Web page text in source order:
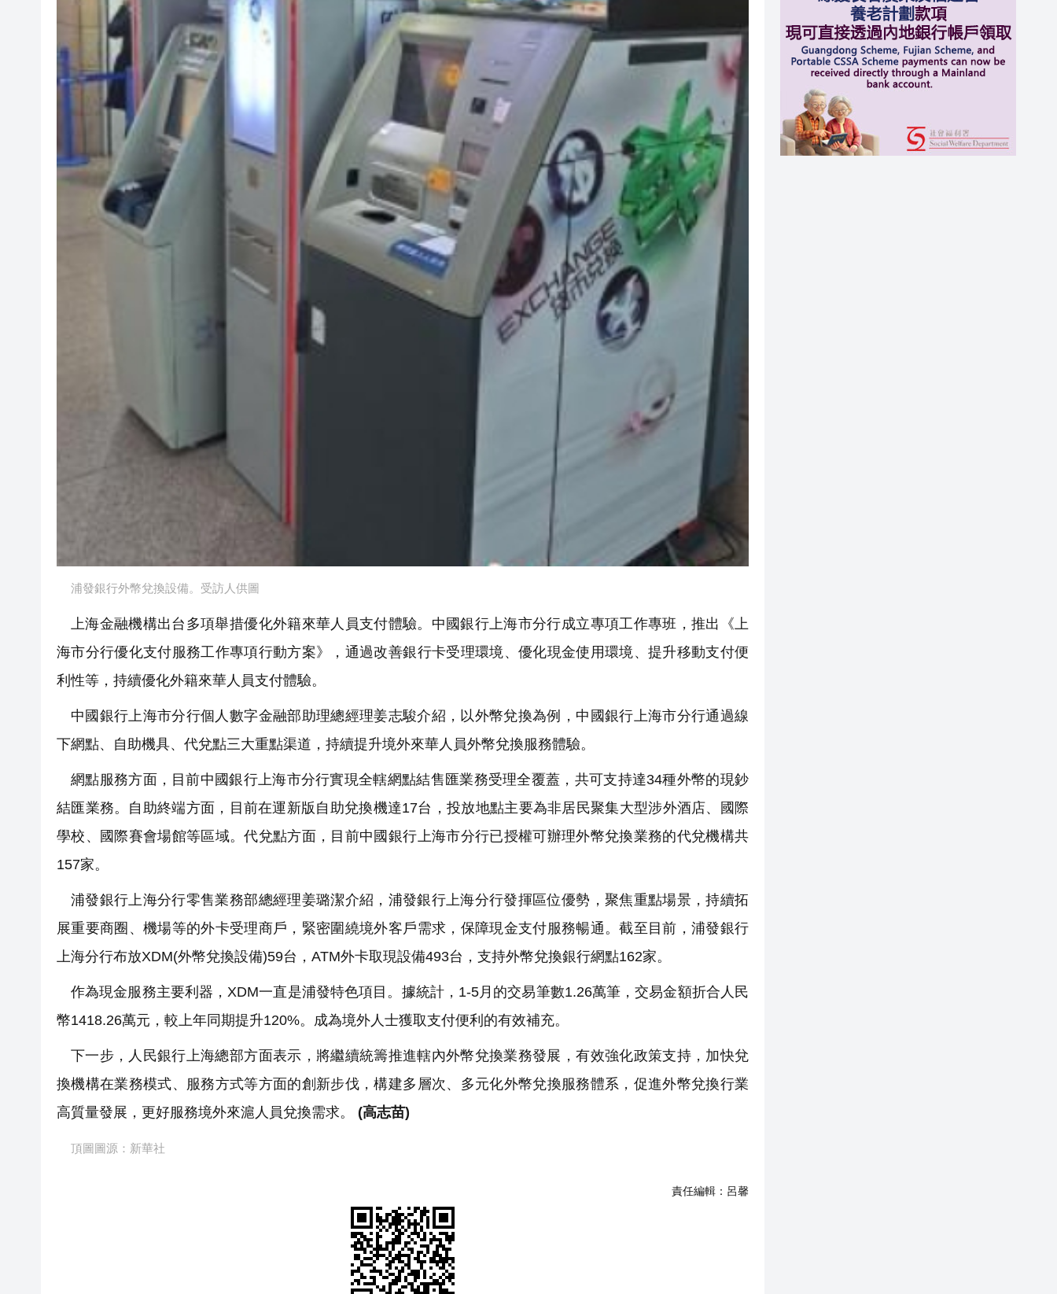
浦發銀行外幣兌換設備。受訪人供圖
上海金融機構出台多項舉措優化外籍來華人員支付體驗。中國銀行上海市分行成立專項工作專班，推出《上
海市分行優化支付服務工作專項行動方案》，通過改善銀行卡受理環境、優化現金使用環境、提升移動支付便
利性等，持續優化外籍來華人員支付體驗。
中國銀行上海市分行個人數字金融部助理總經理姜志駿介紹，以外幣兌換為例，中國銀行上海市分行通過線
下網點、自助機具、代兌點三大重點渠道，持續提升境外來華人員外幣兌換服務體驗。
網點服務方面，目前中國銀行上海市分行實現全轄網點結售匯業務受理全覆蓋，共可支持達34種外幣的現鈔
結匯業務。自助終端方面，目前在運新版自助兌換機達17台，投放地點主要為非居民聚集大型涉外酒店、國際
學校、國際賽會場館等區域。代兌點方面，目前中國銀行上海市分行已授權可辦理外幣兌換業務的代兌機構共
157家。
浦發銀行上海分行零售業務部總經理姜璐潔介紹，浦發銀行上海分行發揮區位優勢，聚焦重點場景，持續拓
展重要商圈、機場等的外卡受理商戶，緊密圍繞境外客戶需求，保障現金支付服務暢通。截至目前，浦發銀行
上海分行布放XDM(外幣兌換設備)59台，ATM外卡取現設備493台，支持外幣兌換銀行網點162家。
作為現金服務主要利器，XDM一直是浦發特色項目。據統計，1-5月的交易筆數1.26萬筆，交易金額折合人民
幣1418.26萬元，較上年同期提升120%。成為境外人士獲取支付便利的有效補充。
下一步，人民銀行上海總部方面表示，將繼續統籌推進轄內外幣兌換業務發展，有效強化政策支持，加快兌
換機構在業務模式、服務方式等方面的創新步伐，構建多層次、多元化外幣兌換服務體系，促進外幣兌換行業
高質量發展，更好服務境外來滬人員兌換需求。
(高志苗)
頂圖圖源：新華社
責任編輯： 呂馨